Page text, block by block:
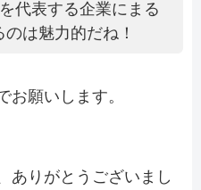
代表する企業にまる
は魅力的だね！
お願いします。
ありがとうございまし